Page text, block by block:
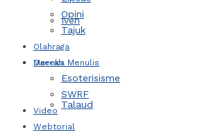
Iven
Daerah
Talaud
Opini
Tajuk
Olahraga
Mereka Menulis
Esoterisisme
SWRF
Video
Webtorial